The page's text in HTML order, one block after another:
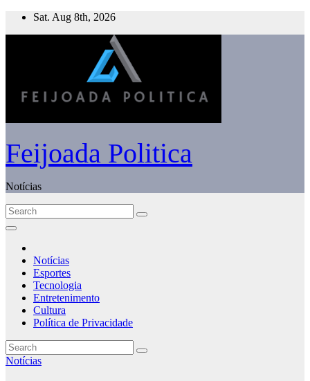
Skip
Sat. Aug 8th, 2026
Feijoada Politica
Notícias
Notícias
Esportes
Tecnologia
Entretenimento
Cultura
Política de Privacidade
Notícias